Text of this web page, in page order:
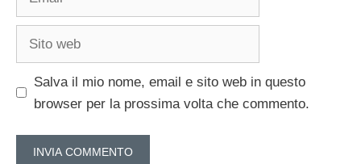
Sito
Salva il mio nome, email e sito web in questo
browser per la prossima volta che commento.